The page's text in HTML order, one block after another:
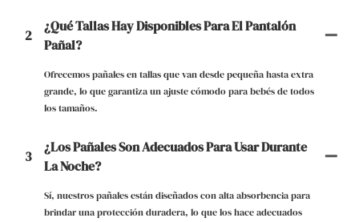
2
¿Qué Tallas Hay Disponibles Para El Pantalón
Pañal?
Ofrecemos pañales en tallas que van desde pequeña hasta extra
grande, lo que garantiza un ajuste cómodo para bebés de todos
los tamaños.
3
¿Los Pañales Son Adecuados Para Usar Durante
La Noche?
Sí, nuestros pañales están diseñados con alta absorbencia para
brindar una protección duradera, lo que los hace adecuados